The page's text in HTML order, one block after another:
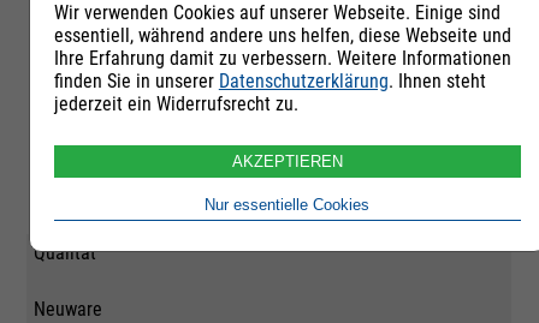
Artikelnummer
253234
Qualität
Neuware
Wir verwenden Cookies auf unserer Webseite. Einige sind
essentiell, während andere uns helfen, diese Webseite und
Ihre Erfahrung damit zu verbessern. Weitere Informationen
finden Sie in unserer Datenschutzerklärung. Ihnen steht
jederzeit ein Widerrufsrecht zu.
AKZEPTIEREN
Nur essentielle Cookies